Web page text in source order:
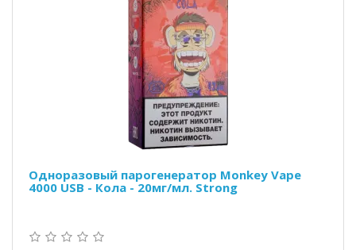
Одноразовый парогенератор Monkey Vape
4000 USB - Кола - 20мг/мл. Strong